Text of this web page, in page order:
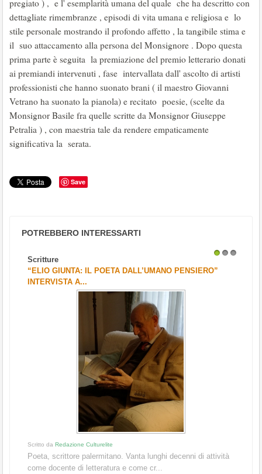
pregiato ) , e l' esemplarità umana del quale che ha descritto con
dettagliate rimembranze , episodi di vita umana e religiosa e lo
stile personale mostrando il profondo affetto , la tangibile stima e
il suo attaccamento alla persona del Monsignore . Dopo questa
prima parte è seguita la premiazione del premio letterario donati
ai premiandi intervenuti , fase intervallata dall' ascolto di artisti
professionisti che hanno suonato brani ( il maestro Giovanni
Vetrano ha suonato la pianola) e recitato poesie, (scelte da
Monsignor Basile fra quelle scritte da Monsignor Giuseppe
Petralia ) , con maestria tale da rendere empaticamente
significativa la serata.
Save
POTREBBERO INTERESSARTI
Scritture
“ELIO GIUNTA: IL POETA DALL’UMANO PENSIERO”
INTERVISTA A...
Scritto da Redazione Culturelite
Poeta, scrittore palermitano. Vanta lunghi decenni di attività
come docente di letteratura e come cr...